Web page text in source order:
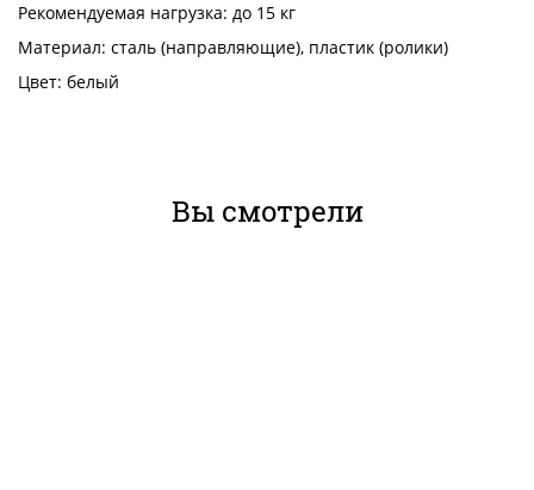
Рекомендуемая нагрузка: до 15 кг
Материал: сталь (направляющие), пластик (ролики)
Цвет: белый
Вы смотрели